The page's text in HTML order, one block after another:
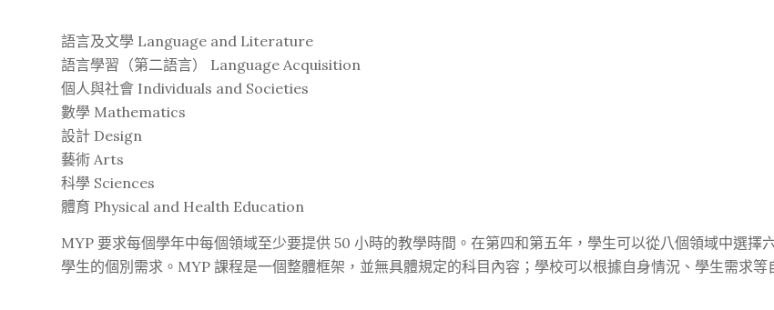
語言及文學 Language and Literature
語言學習（第二語言） Language Acquisition
個人與社會 Individuals and Societies
數學 Mathematics
設計 Design
藝術 Arts
科學 Sciences
體育 Physical and Health Education
MYP 要求每個學年中每個領域至少要提供 50 小時的教學時間。在第四和第五年，學生可以從八個領域中選
學生的個別需求。MYP 課程是一個整體框架，並無具體規定的科目內容；學校可以根據自身情況、學生需求等